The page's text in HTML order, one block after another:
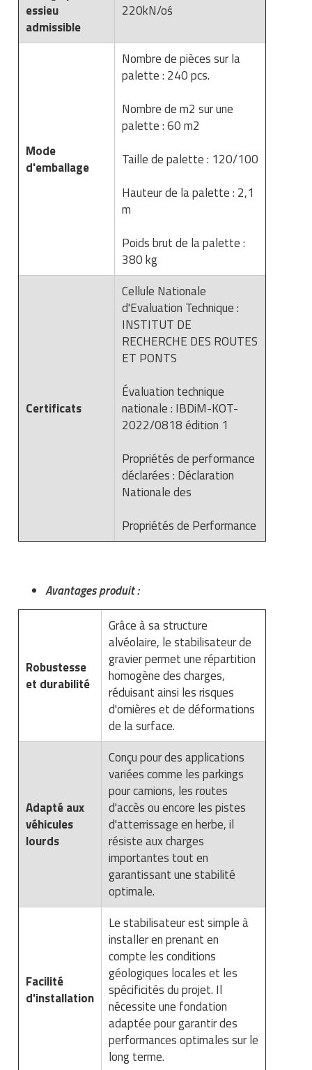
essieu
admissible
220kN/oś
Mode
d'emballage
Nombre de pièces sur la
palette : 240 pcs.
Nombre de m2 sur une
palette : 60 m2
Taille de palette : 120/100
Hauteur de la palette : 2,1
m
Poids brut de la palette :
380 kg
Certificats
Cellule Nationale
d'Evaluation Technique :
INSTITUT DE
RECHERCHE DES ROUTES
ET PONTS
Évaluation technique
nationale : IBDiM-KOT-
2022/0818 édition 1
Propriétés de performance
déclarées : Déclaration
Nationale des
Propriétés de Performance
Avantages produit :
Robustesse
et durabilité
Grâce à sa structure
alvéolaire, le stabilisateur de
gravier permet une répartition
homogène des charges,
réduisant ainsi les risques
d'ornières et de déformations
de la surface.
Adapté aux
véhicules
lourds
Conçu pour des applications
variées comme les parkings
pour camions, les routes
d'accès ou encore les pistes
d'atterrissage en herbe, il
résiste aux charges
importantes tout en
garantissant une stabilité
optimale.
Facilité
d'installation
Le stabilisateur est simple à
installer en prenant en
compte les conditions
géologiques locales et les
spécificités du projet. Il
nécessite une fondation
adaptée pour garantir des
performances optimales sur le
long terme.